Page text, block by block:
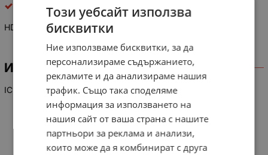
интегрални схеми
HD 614081S A39
ИНФОРМАЦИЯ
IC
Този уебсайт използва
бисквитки
Ние използваме бисквитки, за да
персонализираме съдържанието,
рекламите и да анализираме нашия
трафик. Също така споделяме
информация за използването на
нашия сайт от ваша страна с нашите
партньори за реклама и анализи,
които може да я комбинират с друга